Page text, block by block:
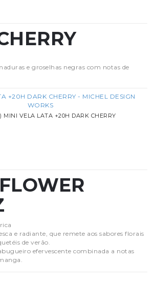
e groselhas negras com notas de
MINI VELA LATA +20H DARK CHERRY
e radiante, que remete aos sabores florais
de verão.
efervescente combinada a notas